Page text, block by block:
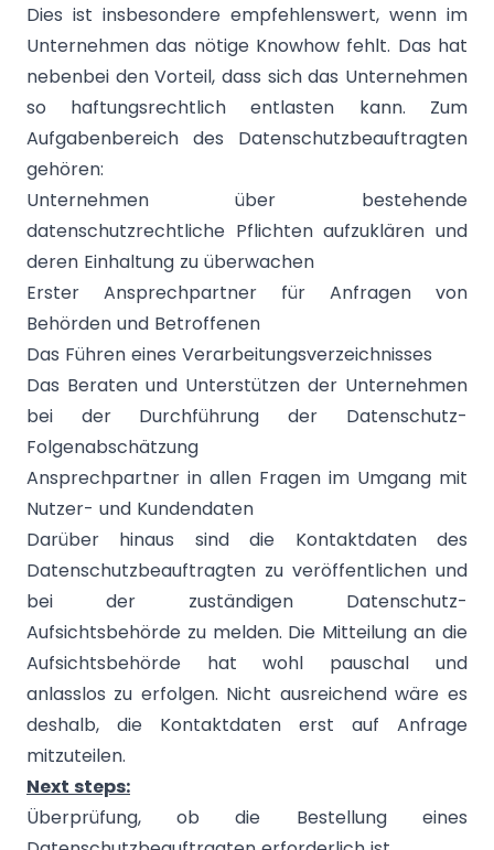
Dies ist insbesondere empfehlenswert, wenn im
Unternehmen das nötige Knowhow fehlt. Das hat
nebenbei den Vorteil, dass sich das Unternehmen
so haftungsrechtlich entlasten kann. Zum
Aufgabenbereich des Datenschutzbeauftragten
gehören:
Unternehmen über bestehende
datenschutzrechtliche Pflichten aufzuklären und
deren Einhaltung zu überwachen
Erster Ansprechpartner für Anfragen von
Behörden und Betroffenen
Das Führen eines Verarbeitungsverzeichnisses
Das Beraten und Unterstützen der Unternehmen
bei der Durchführung der Datenschutz-
Folgenabschätzung
Ansprechpartner in allen Fragen im Umgang mit
Nutzer- und Kundendaten
Darüber hinaus sind die Kontaktdaten des
Datenschutzbeauftragten zu veröffentlichen und
bei der zuständigen Datenschutz-
Aufsichtsbehörde zu melden. Die Mitteilung an die
Aufsichtsbehörde hat wohl pauschal und
anlasslos zu erfolgen. Nicht ausreichend wäre es
deshalb, die Kontaktdaten erst auf Anfrage
mitzuteilen.
Next steps:
Überprüfung, ob die Bestellung eines